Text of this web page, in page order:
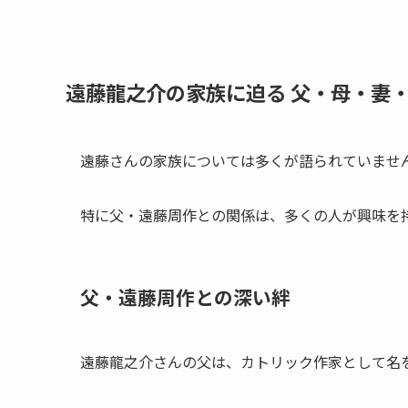
遠藤龍之介の家族に迫る 父・母・妻
遠藤さんの家族については多くが語られていま
特に父・遠藤周作との関係は、多くの人が興味
父・遠藤周作との深い絆
遠藤龍之介さんの父は、カトリック作家として名